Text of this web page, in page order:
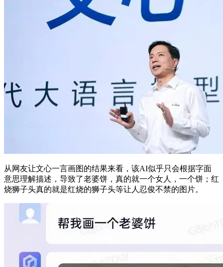
从网友让文心一言画图的结果来看，该AI似乎只会根据字面
意思理解描述，导致了老婆饼，真的就一个女人，一个饼；红
烧狮子头真的就是红烧的狮子头等让人忍俊不禁的图片。